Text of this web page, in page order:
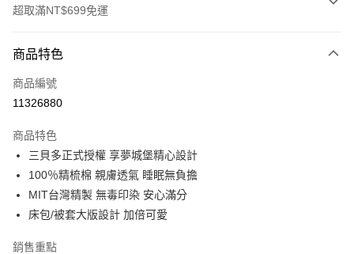
超取滿NT$699免運
信用卡一次付款
超商取貨付款
Apple Pay
街口支付
悠遊付
Google Pay
商品特色
商品編號
11326880
商品特色
三貝多正式授權 享夢城堡精心設計
100％精梳棉 親膚透氣 睡眠無負擔
MIT台灣精製 無毒印染 安心滿分
床包/被套大版設計 加倍可愛
銷售重點